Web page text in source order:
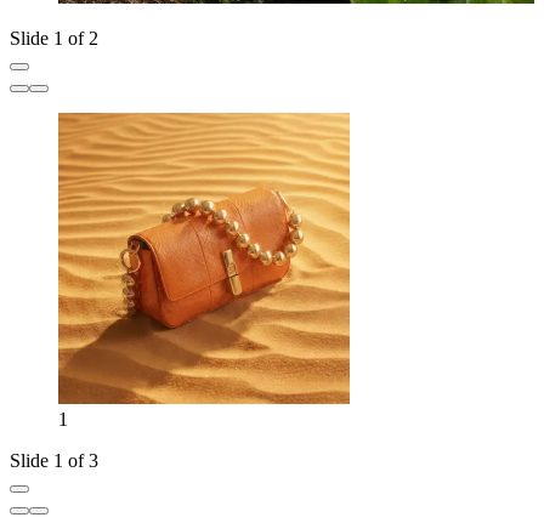
Slide 1 of 2
1
Slide 1 of 3